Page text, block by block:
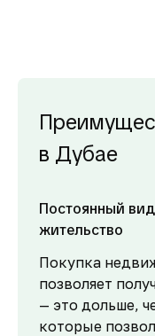
в Дубае
Постоянный
жительство
Покупка
позволяет
— это дольше,
которые